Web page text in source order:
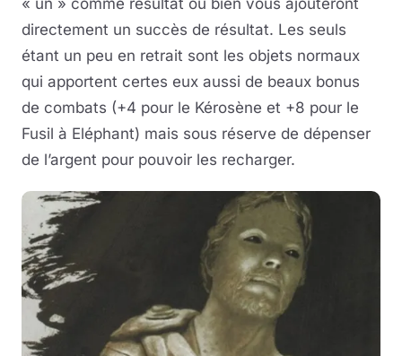
« un » comme résultat ou bien vous ajouteront
directement un succès de résultat. Les seuls
étant un peu en retrait sont les objets normaux
qui apportent certes eux aussi de beaux bonus
de combats (+4 pour le Kérosène et +8 pour le
Fusil à Eléphant) mais sous réserve de dépenser
de l’argent pour pouvoir les recharger.